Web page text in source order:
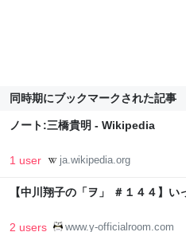
同時期にブックマークされた記事
ノート:三橋貴明 - Wikipedia
1 user ja.wikipedia.org
【中川翔子の「ヲ」 ＃１４４】
2 users www.y-officialroom.com